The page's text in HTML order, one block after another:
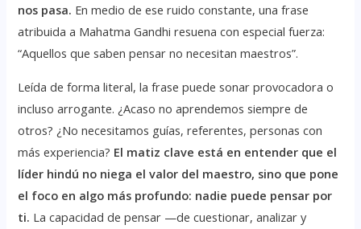
nos pasa. En medio de ese ruido constante, una frase
atribuida a Mahatma Gandhi resuena con especial fuerza:
“Aquellos que saben pensar no necesitan maestros”.
Leída de forma literal, la frase puede sonar provocadora o
incluso arrogante. ¿Acaso no aprendemos siempre de
otros? ¿No necesitamos guías, referentes, personas con
más experiencia? El matiz clave está en entender que el
líder hindú no niega el valor del maestro, sino que pone
el foco en algo más profundo: nadie puede pensar por
ti. La capacidad de pensar —de cuestionar, analizar y